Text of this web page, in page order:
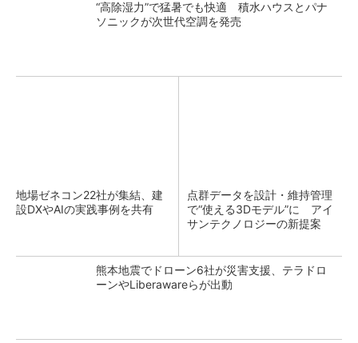
“高除湿力”で猛暑でも快適 積水ハウスとパナ
ソニックが次世代空調を発売
地場ゼネコン22社が集結、建
設DXやAIの実践事例を共有
点群データを設計・維持管理
で“使える3Dモデル”に アイ
サンテクノロジーの新提案
熊本地震でドローン6社が災害支援、テラドロ
ーンやLiberawareらが出動